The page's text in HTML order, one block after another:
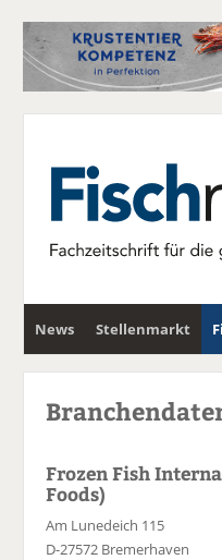
News Stellenmarkt
Fischwirtschafts-Gipfel
Frozen Fish
Foods)
Am Lunedeich 115
D-27572 Bremerhaven